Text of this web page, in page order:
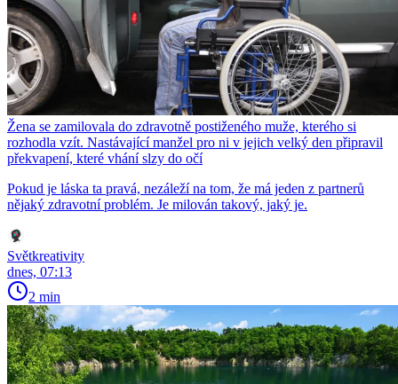
Žena se zamilovala do zdravotně postiženého muže, kterého si
rozhodla vzít. Nastávající manžel pro ni v jejich velký den připravil
překvapení, které vhání slzy do očí
Pokud je láska ta pravá, nezáleží na tom, že má jeden z partnerů
nějaký zdravotní problém. Je milován takový, jaký je.
Světkreativity
dnes, 07:13
2 min